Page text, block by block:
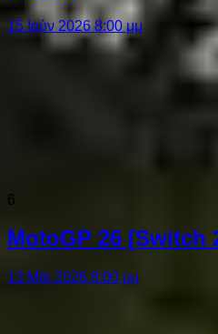
15 Ιούν 2026 8:00 μμ
6
MotoGP 26 [Switch
13 Μάι 2026 8:00 μμ